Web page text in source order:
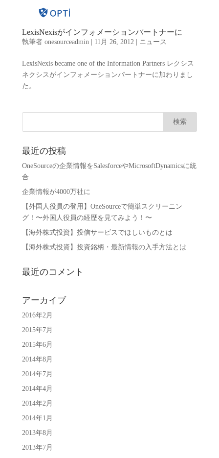
LexisNexisがインフォメーションパートナーに
執筆者 onesourceadmin| 11月 26, 2012| ニュース
LexisNexis became one of the Information Partners レクシス
ネクシスがインフォメーションパートナーに加わりまし
た。
最近の投稿
OneSourceの企業情報をSalesforceやMicrosoftDynamicsに統
合
企業情報が4000万社に
【外国人役員の登用】OneSourceで簡単スクリーニン
グ！〜外国人役員の経歴を見てみよう！〜
【海外株式投資】投信サービスでほしいものとは
【海外株式投資】投資銘柄・最新情報の入手方法とは
最近のコメント
アーカイブ
2016年2月
2015年7月
2015年6月
2014年8月
2014年7月
2014年4月
2014年2月
2014年1月
2013年8月
2013年7月